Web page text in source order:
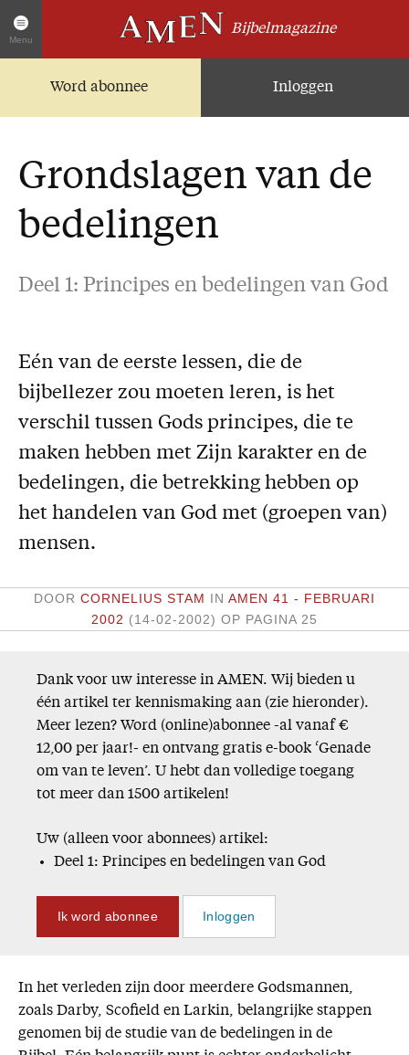
Menu
Bijbelmagazine
Word abonnee Inloggen
Artikelen
Zoek in alle artikelen
Twitter
Facebook
Over AMEN
Steun AMEN
Missie
Service
Adreswijziging
Nabestellen
En verder
Grondslagen van de
bedelingen
Deel 1: Principes en bedelingen van God
Eén van de eerste lessen, die de
bijbellezer zou moeten leren, is het
verschil tussen Gods principes, die te
maken hebben met Zijn karakter en de
bedelingen, die betrekking hebben op
het handelen van God met (groepen van)
mensen.
DOOR CORNELIUS STAM INAMEN 41 - FEBRUARI
2002 (14-02-2002) OP PAGINA 25
Dank voor uw interesse in AMEN. Wij bieden u
één artikel ter kennismaking aan (zie hieronder).
Meer lezen? Word (online)abonnee -al vanaf €
12,00 per jaar!- en ontvang gratis e-book ‘Genade
om van te leven’. U hebt dan volledige toegang
tot meer dan 1500 artikelen!
Uw (alleen voor abonnees) artikel:
Deel 1: Principes en bedelingen van God
Ik word abonnee Inloggen
In het verleden zijn door meerdere Godsmannen,
zoals Darby, Scofield en Larkin, belangrijke stappen
genomen bij de studie van de bedelingen in de